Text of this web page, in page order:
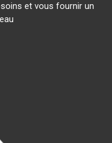
et vous fournir un